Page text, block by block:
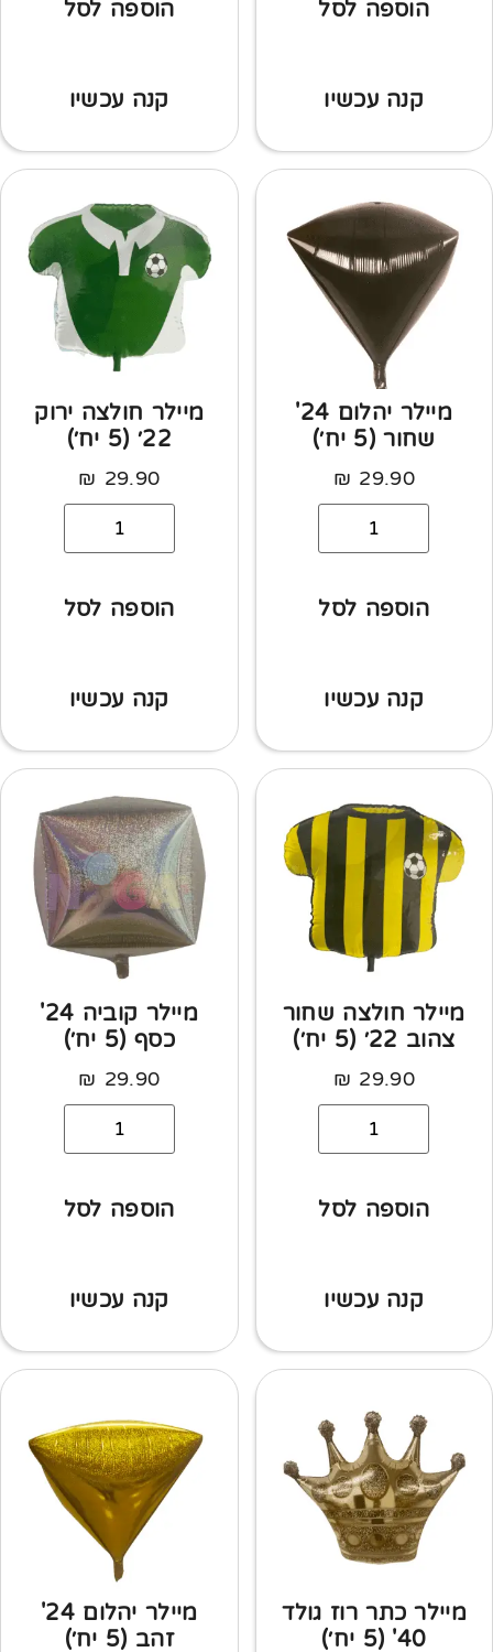
הוספה לסל
קנה עכשיו
הוספה לסל
קנה עכשיו
מיילר יהלום 24'
שחור (5 יח׳)
29.90
₪
הוספה לסל
קנה עכשיו
מיילר חולצה ירוק
22׳ (5 יח׳)
29.90
₪
הוספה לסל
קנה עכשיו
מיילר חולצה שחור
צהוב 22׳ (5 יח׳)
29.90
₪
הוספה לסל
קנה עכשיו
מיילר קוביה 24'
כסף (5 יח׳)
29.90
₪
הוספה לסל
קנה עכשיו
מיילר כתר רוז גולד
40' (5 יח׳)
מיילר יהלום 24'
זהב (5 יח׳)